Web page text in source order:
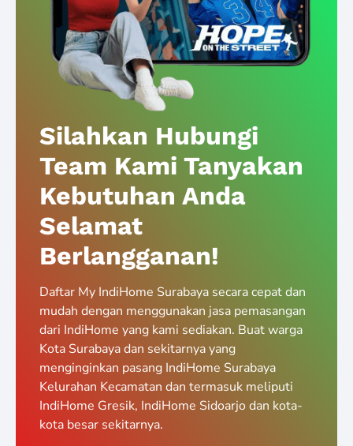
Silahkan Hubungi
Team Kami Tanyakan
Kebutuhan Anda
Selamat
Berlangganan!
Daftar My IndiHome Surabaya secara cepat dan
mudah dengan menggunakan jasa pemasangan
dari IndiHome yang kami sediakan. Buat warga
Kota Surabaya dan sekitarnya yang
menginginkan pasang IndiHome Surabaya
Kelurahan Kecamatan dan termasuk meliputi
IndiHome Gresik, IndiHome Sidoarjo dan kota-
kota besar sekitarnya.